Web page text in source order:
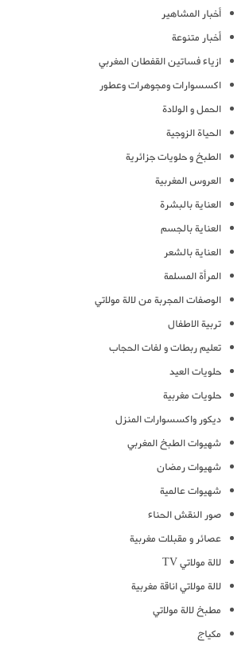
أخبار المشاهير
أخبار متنوعة
ازياء فساتين القفطان المغربي
اكسسوارات ومجوهرات وعطور
الحمل و الولادة
الحياة الزوجية
الطبخ و حلويات جزائرية
العروس المغربية
العناية بالبشرة
العناية بالجسم
العناية بالشعر
المرأة المسلمة
الوصفات المجربة من لالة مولاتي
تربية الاطفال
تعليم ربطات و لفات الحجاب
حلويات العيد
حلويات مغربية
ديكور واكسسوارات المنزل
شهيوات الطبخ المغربي
شهيوات رمضان
شهيوات عالمية
صور النقش الحناء
عصائر و مقبلات مغربية
لالة مولاتي TV
لالة مولاتي اناقة مغربية
مطبخ لالة مولاتي
مكياج